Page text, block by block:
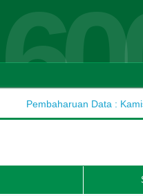
Pembaharuan Data :